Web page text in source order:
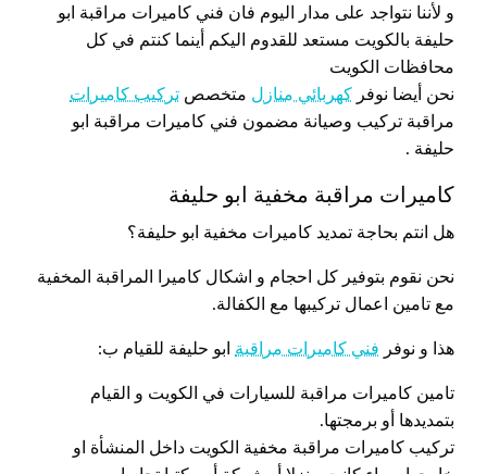
و لأننا نتواجد على مدار اليوم فان فني كاميرات مراقبة ابو
حليفة بالكويت مستعد للقدوم اليكم أينما كنتم في كل
محافظات الكويت
نحن أيضا نوفر كهربائي منازل متخصص تركيب كاميرات
مراقبة تركيب وصيانة مضمون فني كاميرات مراقبة ابو
حليفة .
كاميرات مراقبة مخفية ابو حليفة
هل انتم بحاجة تمديد كاميرات مخفية ابو حليفة؟
نحن نقوم بتوفير كل احجام و اشكال كاميرا المراقبة المخفية
مع تامين اعمال تركيبها مع الكفالة.
هذا و نوفر فني كاميرات مراقبة ابو حليفة للقيام ب:
تامين كاميرات مراقبة للسيارات في الكويت و القيام
بتمديدها أو برمجتها.
تركيب كاميرات مراقبة مخفية الكويت داخل المنشأة او